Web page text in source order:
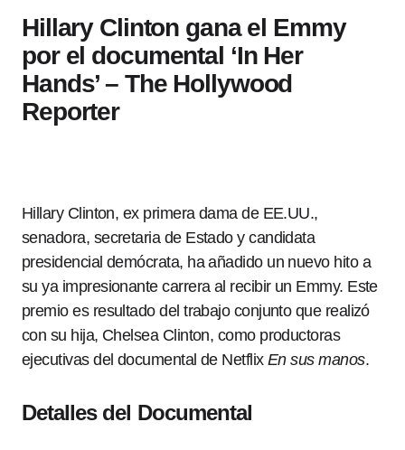
Hillary Clinton gana el Emmy
por el documental ‘In Her
Hands’ – The Hollywood
Reporter
Hillary Clinton, ex primera dama de EE.UU.,
senadora, secretaria de Estado y candidata
presidencial demócrata, ha añadido un nuevo hito a
su ya impresionante carrera al recibir un Emmy. Este
premio es resultado del trabajo conjunto que realizó
con su hija, Chelsea Clinton, como productoras
ejecutivas del documental de NetflixEn sus manos.
Detalles del Documental